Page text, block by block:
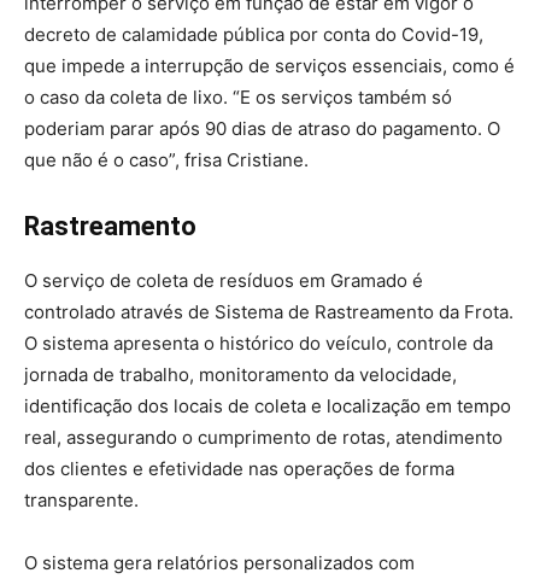
decreto de calamidade pública por conta do Covid-19,
que impede a interrupção de serviços essenciais, como é
o caso da coleta de lixo. “E os serviços também só
poderiam parar após 90 dias de atraso do pagamento. O
que não é o caso”, frisa Cristiane.
Rastreamento
O serviço de coleta de resíduos em Gramado é
controlado através de Sistema de Rastreamento da Frota.
O sistema apresenta o histórico do veículo, controle da
jornada de trabalho, monitoramento da velocidade,
identificação dos locais de coleta e localização em tempo
real, assegurando o cumprimento de rotas, atendimento
dos clientes e efetividade nas operações de forma
transparente.
O sistema gera relatórios personalizados com